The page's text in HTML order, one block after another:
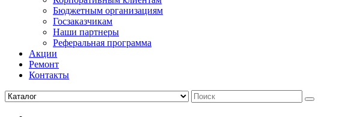
Бюджетным организациям
Госзаказчикам
Наши партнеры
Реферальная программа
Акции
Ремонт
Контакты